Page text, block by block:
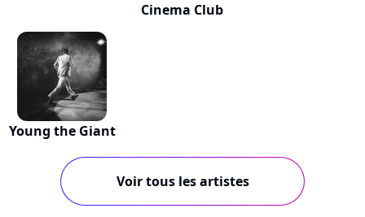
Cinema Club
Young the Giant
Voir tous les artistes